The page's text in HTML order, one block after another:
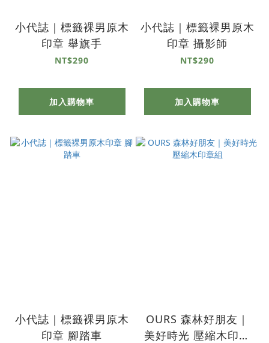
小代誌｜標籤裸男原木
印章 舉旗手
NT$290
加入購物車
小代誌｜標籤裸男原木
印章 攝影師
NT$290
加入購物車
小代誌｜標籤裸男原木
印章 腳踏車
OURS 森林好朋友｜
美好時光 壓縮木印章